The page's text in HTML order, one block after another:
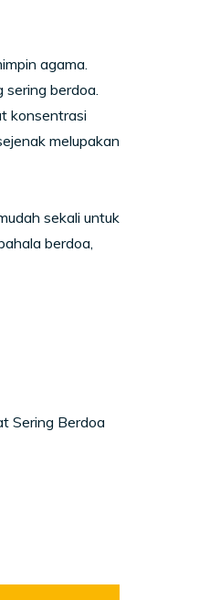
agama.
berdoa.
konsentrasi
melupakan
sekali untuk
berdoa,
Sering Berdoa